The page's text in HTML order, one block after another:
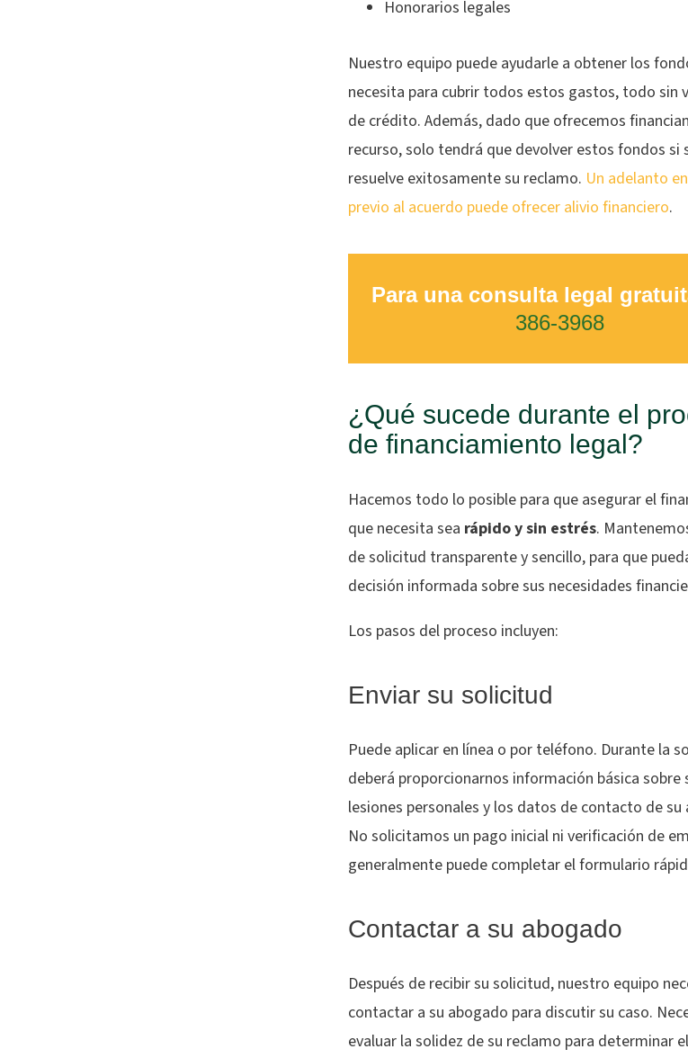
Honorarios legales
Nuestro equipo puede ayudarle a obtener los
necesita para cubrir todos estos gastos, todo sin
de crédito. Además, dado que ofrecemos
recurso, solo tendrá que devolver estos fondos si
resuelve exitosamente su reclamo. Un adelanto
previo al acuerdo puede ofrecer alivio financiero.
Para una consulta legal
386-3968
¿Qué sucede durante el
de financiamiento legal?
Hacemos todo lo posible para que asegurar el
que necesita sea rápido y sin estrés.
de solicitud transparente y sencillo, para que
decisión informada sobre sus necesidades
Los pasos del proceso incluyen:
Enviar su solicitud
Puede aplicar en línea o por teléfono. Durante la
deberá proporcionarnos información básica sobre
lesiones personales y los datos de contacto de su
No solicitamos un pago inicial ni verificación de
generalmente puede completar el formulario
Contactar a su abogado
Después de recibir su solicitud, nuestro equipo
contactar a su abogado para discutir su caso.
evaluar la solidez de su reclamo para determinar